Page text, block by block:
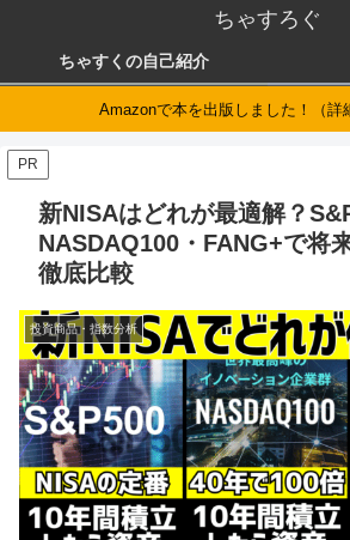
ちゃすろぐ
ちゃすくの自己紹介
Amazonで本を出版しました！（詳
PR
新NISAはどれが最適解？
NASDAQ100・FANG+で将
徹底比較
投資商品・指数分析